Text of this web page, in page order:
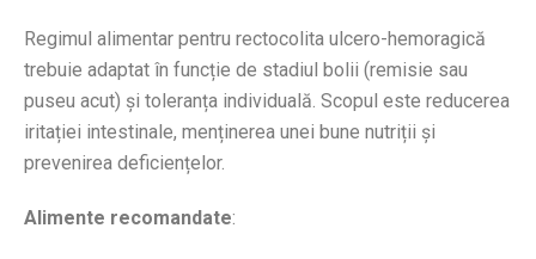
Regimul alimentar pentru rectocolita ulcero-hemoragică
trebuie adaptat în funcție de stadiul bolii (remisie sau
puseu acut) și toleranța individuală. Scopul este reducerea
iritației intestinale, menținerea unei bune nutriții și
prevenirea deficiențelor.
Alimente recomandate: